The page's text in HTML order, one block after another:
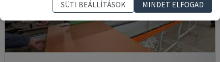
SÜTI BEÁLLÍTÁSOK
MINDET ELFOGAD